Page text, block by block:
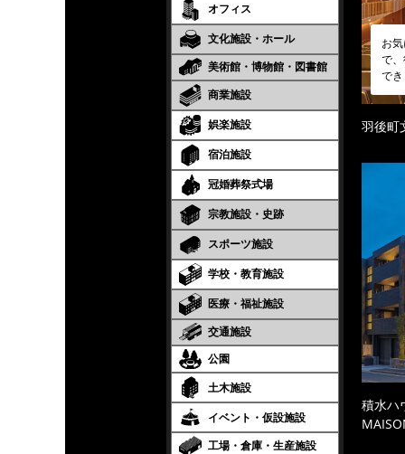
オフィス
文化施設・ホール
美術館・博物館・図書館
商業施設
娯楽施設
宿泊施設
冠婚葬祭式場
宗教施設・史跡
スポーツ施設
学校・教育施設
医療・福祉施設
交通施設
公園
土木施設
イベント・仮設施設
工場・倉庫・生産施設
お
で
で
羽後
積水